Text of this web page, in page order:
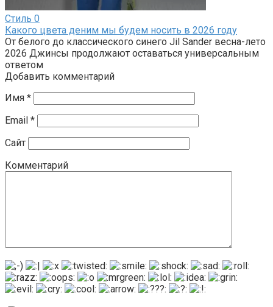
Стиль 0
Какого цвета деним мы будем носить в 2026 году
От белого до классического синего Jil Sander весна-лето
2026 Джинсы продолжают оставаться универсальным
ответом
Добавить комментарий
Имя *
Email *
Сайт
Комментарий